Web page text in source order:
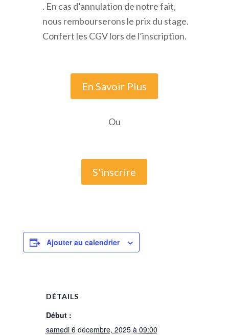
. En cas d’annulation de notre fait,
nous rembourserons le prix du stage.
Confert les CGV lors de l’inscription.
En Savoir Plus
Ou
S'inscrire
Ajouter au calendrier
DÉTAILS
Début :
samedi 6 décembre, 2025 à 09:00